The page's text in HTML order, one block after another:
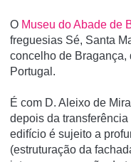
O Museu do Abade de
freguesias Sé, Santa
concelho de Bragança,
Portugal.
É com D. Aleixo de
depois da
edifício é sujeito a
(estruturação da